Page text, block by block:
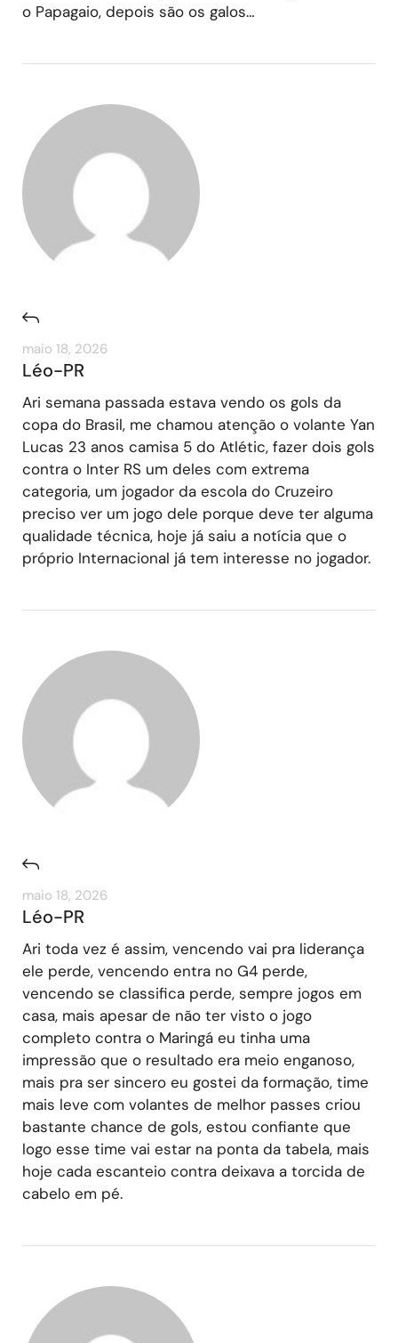
o Papagaio, depois são os galos…
maio 18, 2026
Léo-PR
Ari semana passada estava vendo os gols da
copa do Brasil, me chamou atenção o volante Yan
Lucas 23 anos camisa 5 do Atlétic, fazer dois gols
contra o Inter RS um deles com extrema
categoria, um jogador da escola do Cruzeiro
preciso ver um jogo dele porque deve ter alguma
qualidade técnica, hoje já saiu a notícia que o
próprio Internacional já tem interesse no jogador.
maio 18, 2026
Léo-PR
Ari toda vez é assim, vencendo vai pra liderança
ele perde, vencendo entra no G4 perde,
vencendo se classifica perde, sempre jogos em
casa, mais apesar de não ter visto o jogo
completo contra o Maringá eu tinha uma
impressão que o resultado era meio enganoso,
mais pra ser sincero eu gostei da formação, time
mais leve com volantes de melhor passes criou
bastante chance de gols, estou confiante que
logo esse time vai estar na ponta da tabela, mais
hoje cada escanteio contra deixava a torcida de
cabelo em pé.